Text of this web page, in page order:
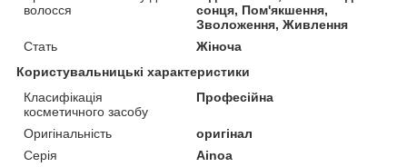
волосся
сонця, Пом'якшення,
Зволоження, Живлення
Стать
Жіноча
Користувальницькі характеристики
Класифікація
косметичного засобу
Професійна
Оригінальність
оригінал
Серія
Ainoa